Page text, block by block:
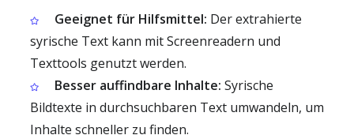
Geeignet für Hilfsmittel: Der extrahierte
syrische Text kann mit Screenreadern und
Texttools genutzt werden.
Besser auffindbare Inhalte: Syrische
Bildtexte in durchsuchbaren Text umwandeln, um
Inhalte schneller zu finden.